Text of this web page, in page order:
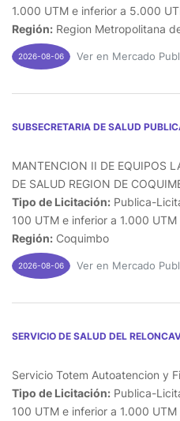
1.000 UTM e inferior a 5.000
Región: Region Metropolitana
2026-08-06 Ver en Mercado
SUBSECRETARIA DE SALUD
MANTENCION II DE EQUIPOS
DE SALUD REGION DE
Tipo de Licitación: Publica-
100 UTM e inferior a 1.000 UTM
Región: Coquimbo
2026-08-06 Ver en Mercado
SERVICIO DE SALUD DEL
Servicio Totem Autoatencion y
Tipo de Licitación: Publica-
100 UTM e inferior a 1.000 UTM